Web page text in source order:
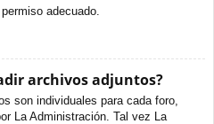
adecuado.
archivos adjuntos?
son individuales para cada foro,
La Administración. Tal vez La